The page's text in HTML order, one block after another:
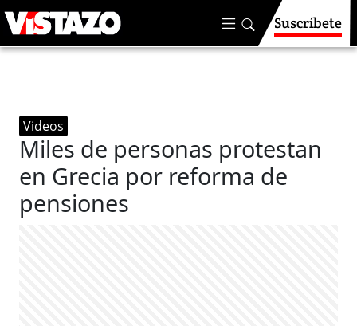
Suscríbete
Videos
Miles de personas protestan
en Grecia por reforma de
pensiones